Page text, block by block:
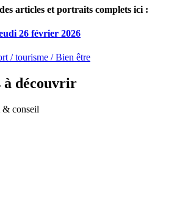
articles et portraits complets ici :
26 février 2026
/ tourisme / Bien être
à découvrir
& conseil